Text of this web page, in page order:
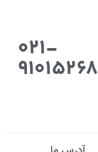
021-
91015268